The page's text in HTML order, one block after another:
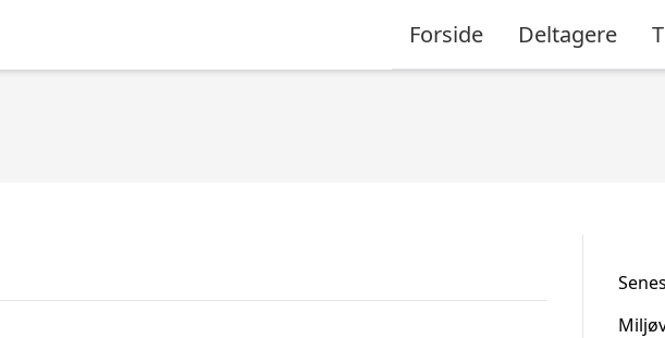
Forside Deltagere